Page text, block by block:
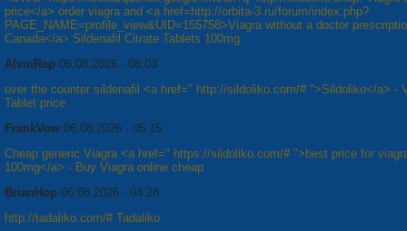
price</a> order viagra and <a href=http://orbita-3.ru/forum/index.php?
PAGE_NAME=profile_view&UID=155758>Viagra without a doctor
Canada</a> Sildenafil Citrate Tablets 100mg
AlvinRep 06.08.2026 - 08:03
over the counter sildenafil <a href=" http://sildoliko.com/# ">Sildoliko</a> -
Tablet price
FrankVow 06.08.2026 - 05:15
Cheap generic Viagra <a href=" https://sildoliko.com/# ">best price for
100mg</a> - Buy Viagra online cheap
BrianHop 06.08.2026 - 04:28
http://tadaliko.com/# Tadaliko